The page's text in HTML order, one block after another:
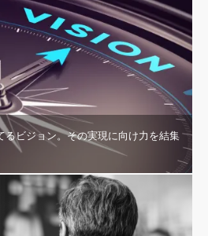
るビジョン。その実現に向け力を結集